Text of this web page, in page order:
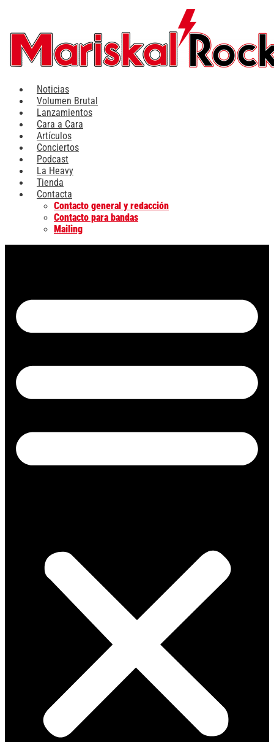
contenido
Noticias
Volumen Brutal
Lanzamientos
Cara a Cara
Artículos
Conciertos
Podcast
La Heavy
Tienda
Contacta
Contacto general y redacción
Contacto para bandas
Mailing